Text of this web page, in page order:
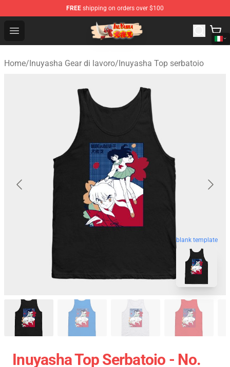
FREE shipping on orders over $100
Open menu
Inuyasha Store - Official Inuyasha Merchandise Shop
Home/Inuyasha Gear di lavoro/Inuyasha Top serbatoio
blank template
Inuyasha Top Serbatoio - No.